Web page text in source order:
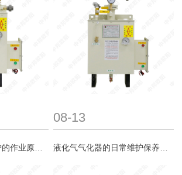
您知道液化气气化炉的作业原理吗？
08-13
液化气气化器的日常维护保养之道